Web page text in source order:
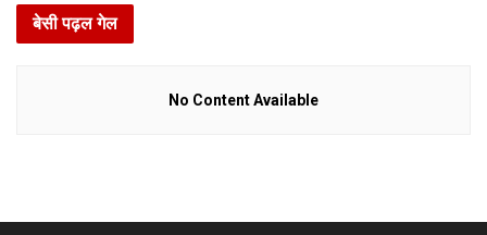
बेसी पढ़ल गेल
No Content Available